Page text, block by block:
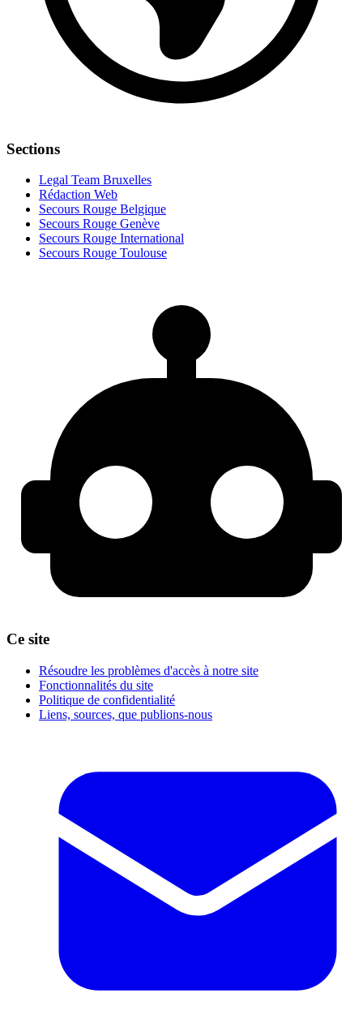
Sections
Legal Team Bruxelles
Rédaction Web
Secours Rouge Belgique
Secours Rouge Genève
Secours Rouge International
Secours Rouge Toulouse
Ce site
Résoudre les problèmes d'accès à notre site
Fonctionnalités du site
Politique de confidentialité
Liens, sources, que publions-nous